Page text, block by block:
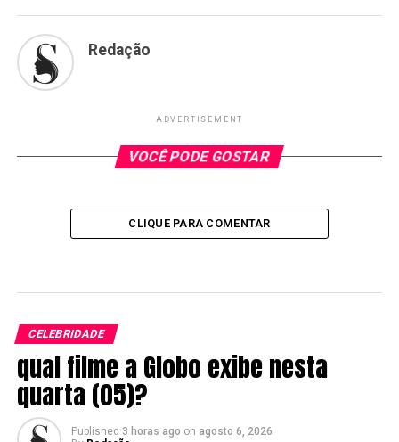
Redação
ADVERTISEMENT
VOCÊ PODE GOSTAR
CLIQUE PARA COMENTAR
CELEBRIDADE
qual filme a Globo exibe nesta
quarta (05)?
Published 3 horas ago on agosto 6, 2026